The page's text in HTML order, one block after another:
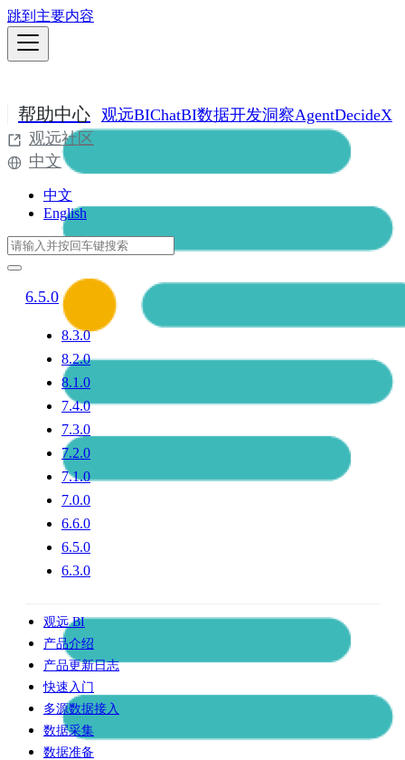
跳到主要内容
帮助中心 观远BIChatBI数据开发洞察AgentDecideX
观远社区
中文
中文
English
6.5.0
8.3.0
8.2.0
8.1.0
7.4.0
7.3.0
7.2.0
7.1.0
7.0.0
6.6.0
6.5.0
6.3.0
观远 BI
产品介绍
产品更新日志
快速入门
多源数据接入
数据采集
数据准备